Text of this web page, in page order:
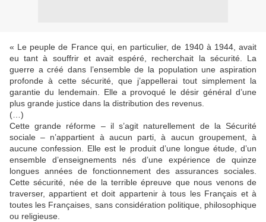
« Le peuple de France qui, en particulier, de 1940 à 1944, avait
eu tant à souffrir et avait espéré, recherchait la sécurité. La
guerre a créé dans l’ensemble de la population une aspiration
profonde à cette sécurité, que j’appellerai tout simplement la
garantie du lendemain. Elle a provoqué le désir général d’une
plus grande justice dans la distribution des revenus.
(…)
Cette grande réforme – il s’agit naturellement de la Sécurité
sociale – n’appartient à aucun parti, à aucun groupement, à
aucune confession. Elle est le produit d’une longue étude, d’un
ensemble d’enseignements nés d’une expérience de quinze
longues années de fonctionnement des assurances sociales.
Cette sécurité, née de la terrible épreuve que nous venons de
traverser, appartient et doit appartenir à tous les Français et à
toutes les Françaises, sans considération politique, philosophique
ou religieuse.